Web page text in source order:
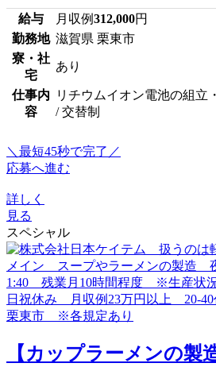
給与 月収例312,000円
勤務地 滋賀県 栗東市
寮・社
宅
あり
仕事内
容
リチウムイオン電池の組立
/ 交替制
＼最短45秒で完了／
応募へ進む
詳しく
見る
スペシャル
【カップラーメンの製